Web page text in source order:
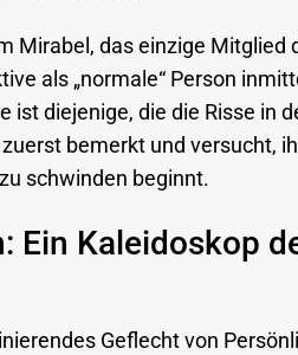
Mirabel, das einzige Mitglied
als „normale“ Person
diejenige, die die Risse in
bemerkt und versucht,
schwinden beginnt.
Ein Kaleidoskop
Geflecht von